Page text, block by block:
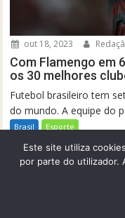
out 18, 2023
Com Flamengo em
os 30 melhores
Futebol brasileiro tem
do mundo. A equipe do
Brasil Esporte
Este site utiliza
por parte do utilizador.